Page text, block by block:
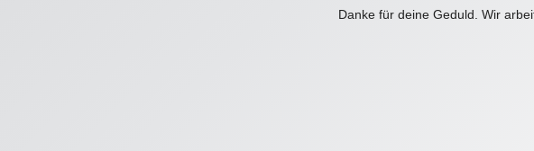
Danke für deine Geduld. Wir